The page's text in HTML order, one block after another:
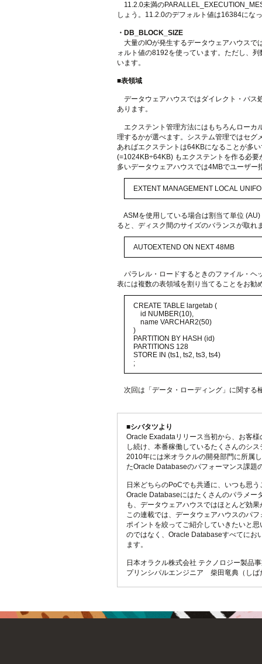
11.2.0未満の
しょう。11.2.0のデフォルト値は16384にな
・DB_BLOCK_SIZE
大量のIOが発生するデータウェアハウスで
ォルト値の8192を使っています。ただし、
います。
■表領域
データウェアハウスではダイレクト・パス
あります。
エクステント管理方法にはもちろんローカ
理するかが選べます。システム管理ではセグ
あればエクステントは64KBになることが多
(=1024KB÷64KB) もエクステントを作る必
多いデータウェアハウスでは4MBでユーザー
EXTENT MANAGEMENT LOCAL
ASMを使用している場合は割当て単位
ると、ディスク間のサイズのバランスが取
AUTOEXTEND ON NEXT 48MB
パラレル・ロードするときのファイル・ヘ
表には複数の表領域を割り当てることをお
CREATE TABLE largetab (
id NUMBER(10),
name VARCHAR2(50)
)
PARTITION BY HASH (id)
PARTITIONS 128
STORE IN (ts1, ts2, ts3, ts4)
;
次回は「データ・ローディング」に関する
■シバタツより
Oracle Exadataリリース当初から、お客
し続け、本番稼働しているたくさんのシ
2010年には米オラクルの開発部門に所属
たOracle Databaseのパフォーマンス課題
日米どちらのPoCでも共通に、いつも思
Oracle Databaseにはたくさんのパラメー
も、データウェアハウスではほとんど効
この連載では、データウェアハウスのパ
ポイントを絞ってご紹介していきたいと
のではなく、Oracle Databaseすべてにお
ます。
日本オラクル株式会社 テクノロジー製品
プリンシパルエンジニア 柴田竜典（しば